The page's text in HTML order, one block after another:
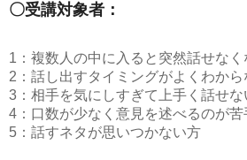
〇受講対象者：
1：複数人の中に入ると突然話せなく
2：話し出すタイミングがよくわから
3：相手を気にしすぎて上手く話せな
4：口数が少なく意見を述べるのが苦
5：話すネタが思いつかない方